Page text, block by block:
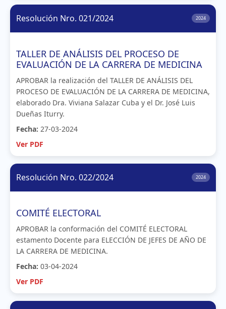
Resolución Nro. 021/2024 2024
TALLER DE ANÁLISIS DEL PROCESO DE
EVALUACIÓN DE LA CARRERA DE MEDICINA
APROBAR la realización del TALLER DE ANÁLISIS DEL
PROCESO DE EVALUACIÓN DE LA CARRERA DE MEDICINA,
elaborado Dra. Viviana Salazar Cuba y el Dr. José Luis
Dueñas Iturry.
Fecha: 27-03-2024
Ver PDF
Resolución Nro. 022/2024 2024
COMITÉ ELECTORAL
APROBAR la conformación del COMITÉ ELECTORAL
estamento Docente para ELECCIÓN DE JEFES DE AÑO DE
LA CARRERA DE MEDICINA.
Fecha: 03-04-2024
Ver PDF